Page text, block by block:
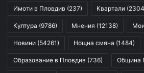
Имоти в Пловдив (237) Квартали
Култура (9786) Мнения (12138)
Новини (54261) Нощна смяна (1484)
Образование в Пловдив (736) Община